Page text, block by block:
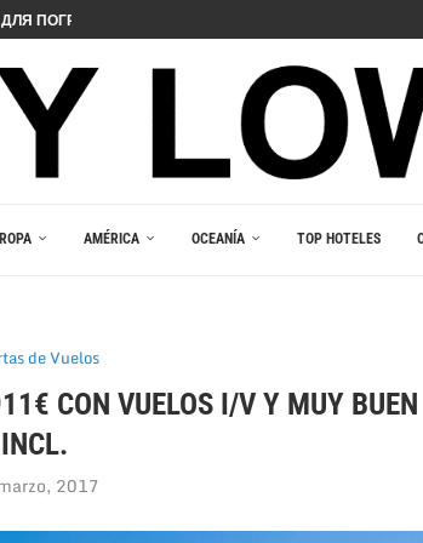
ПОГРУЖЕНИЯ В ИГРОВОЙ...
AMÉRICA OCEANÍA TOP HOTELES
de Vuelos
CON VUELOS I/V Y MUY
INCL.
2017